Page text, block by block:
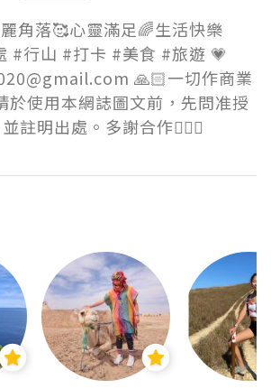
角落🥰心靈滿足🌈生活快樂
#行山 #打卡 #美食 #旅遊 💗
🙏🏻一切作商業
於使用本網誌圖文前，先問准授
註明出處。多謝合作🙇🏻‍♀️